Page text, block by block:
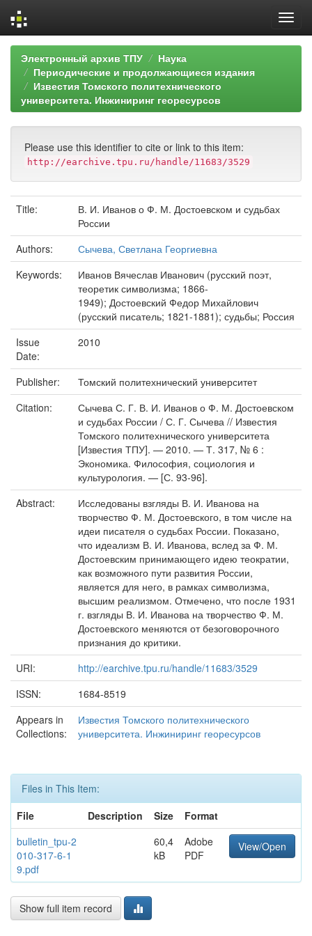
Skip
navigation
Электронный архив ТПУ
Наука
Периодические и продолжающиеся издания
Известия Томского политехнического
университета. Инжиниринг георесурсов
Please use this identifier to cite or link to this item:
http://earchive.tpu.ru/handle/11683/3529
Title:
В. И. Иванов о Ф. М. Достоевском и судьбах
России
Authors:
Сычева, Светлана Георгиевна
Keywords:
Иванов Вячеслав Иванович (русский поэт,
теоретик символизма; 1866-
1949); Достоевский Федор Михайлович
(русский писатель; 1821-1881); судьбы; Россия
Issue
Date:
2010
Publisher:
Томский политехнический университет
Citation:
Сычева С. Г. В. И. Иванов о Ф. М. Достоевском
и судьбах России / С. Г. Сычева // Известия
Томского политехнического университета
[Известия ТПУ]. — 2010. — Т. 317, № 6 :
Экономика. Философия, социология и
культурология. — [С. 93-96].
Abstract:
Исследованы взгляды В. И. Иванова на
творчество Ф. М. Достоевского, в том числе на
идеи писателя о судьбах России. Показано,
что идеализм В. И. Иванова, вслед за Ф. М.
Достоевским принимающего идею теократии,
как возможного пути развития России,
является для него, в рамках символизма,
высшим реализмом. Отмечено, что после 1931
г. взгляды В. И. Иванова на творчество Ф. М.
Достоевского меняются от безоговорочного
признания до критики.
URI:
http://earchive.tpu.ru/handle/11683/3529
ISSN:
1684-8519
Appears in
Collections:
Известия Томского политехнического
университета. Инжиниринг георесурсов
Files in This Item:
File
Description Size
Format
bulletin_tpu-2
010-317-6-1
9.pdf
60,4
kB
Adobe
PDF
View/Open
Show full item record